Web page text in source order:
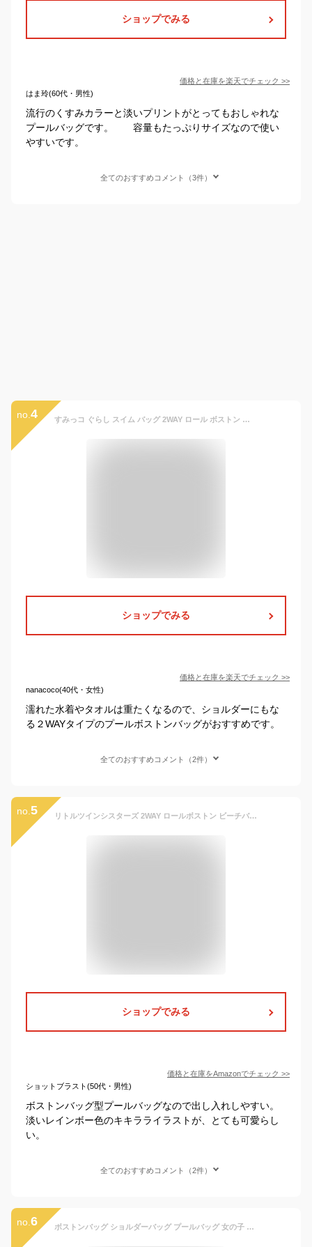
ショップでみる
価格と在庫を楽天でチェック >>
はま玲(60代・男性)
流行のくすみカラーと淡いプリントがとってもおしゃれな
プールバッグです。 容量もたっぷりサイズなので使い
やすいです。
全てのおすすめコメント（3件）
no. 4 すみっコ ぐらし スイム バッグ 2WAY ロール ボストン すみっこ ショルダー スイミング プール ビーチ 海水浴 水泳 女の子 園児 小学生 メール便送料無料
ショップでみる
価格と在庫を楽天でチェック >>
nanacoco(40代・女性)
濡れた水着やタオルは重たくなるので、ショルダーにもな
る２WAYタイプのプールボストンバッグがおすすめです。
全てのおすすめコメント（2件）
no. 5 リトルツインシスターズ 2WAY ロールボストン ビーチバッグ プールバッグ 099249
ショップでみる
価格と在庫をAmazonでチェック >>
ショットブラスト(50代・男性)
ボストンバッグ型プールバッグなので出し入れしやすい。
淡いレインボー色のキキラライラストが、とても可愛らし
い。
全てのおすすめコメント（2件）
no. 6 ボストンバッグ ショルダーバッグ プールバッグ 女の子 PINK-latte ピンクラテ (6433035) ボストンバック 水着入れ おしゃれ 小学生 中学生 女子 キッズ ジュニア 子供